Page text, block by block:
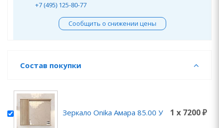
+7 (495) 125-80-77
Сообщить о снижении цены
Состав покупки
Зеркало Onika Амара 85.00 У 1 x 7200 ₽